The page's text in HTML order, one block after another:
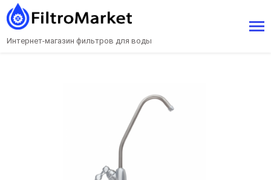
Интернет-магазин фильтров для воды